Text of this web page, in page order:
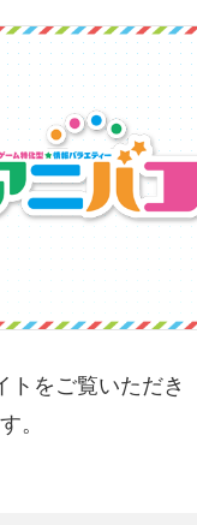
トをご覧いただき
。